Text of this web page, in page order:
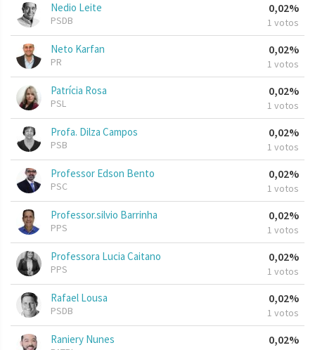
Nedio Leite
PSDB
0,02%
1 votos
Neto Karfan
PR
0,02%
1 votos
Patrícia Rosa
PSL
0,02%
1 votos
Profa. Dilza Campos
PSB
0,02%
1 votos
Professor Edson Bento
PSC
0,02%
1 votos
Professor.silvio Barrinha
PPS
0,02%
1 votos
Professora Lucia Caitano
PPS
0,02%
1 votos
Rafael Lousa
PSDB
0,02%
1 votos
Raniery Nunes 0,02%